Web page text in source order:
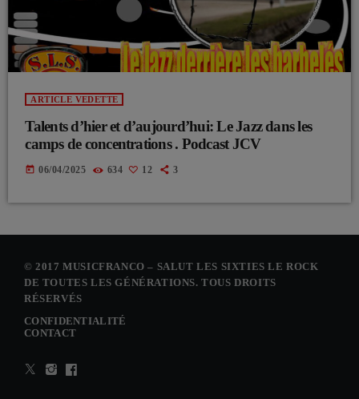
ARTICLE VEDETTE
Talents d’hier et d’aujourd’hui: Le Jazz dans les
camps de concentrations . Podcast JCV
today 06/04/2025 634 12 3
© 2017 MUSICFRANCO – SALUT LES SIXTIES LE ROCK
DE TOUTES LES GÉNÉRATIONS. TOUS DROITS
RÉSERVÉS
CONFIDENTIALITÉ
CONTACT